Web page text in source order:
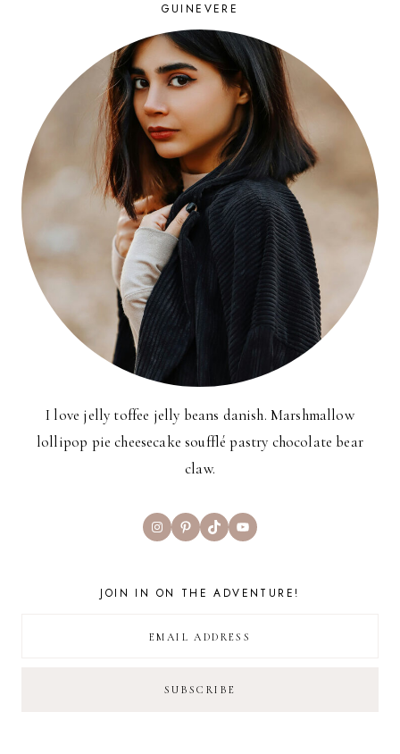
GUINEVERE
I love jelly toffee jelly beans danish. Marshmallow
lollipop pie cheesecake soufflé pastry chocolate bear
claw.
InstagramPinterest
TikTokYouTube
JOIN IN ON THE ADVENTURE!